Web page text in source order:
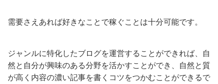
需要さえあれば好きなことで稼ぐことは十分可能です。
ジャンルに特化したブログを運営することができれば、自
然と自分が興味のある分野を活かすことができ、自然と質
が高く内容の濃い記事を書くコツをつかむことができるで